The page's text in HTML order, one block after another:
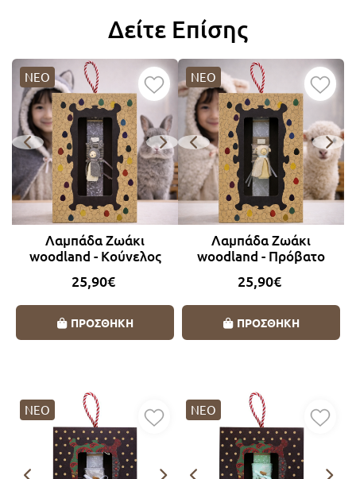
Δείτε Επίσης
ΝΕΟ
Λαμπάδα Ζωάκι
woodland - Κούνελος
25,90€
ΠΡΟΣΘΗΚΗ
ΝΕΟ
Λαμπάδα Ζωάκι
woodland - Πρόβατο
25,90€
ΠΡΟΣΘΗΚΗ
ΝΕΟ ΝΕΟ